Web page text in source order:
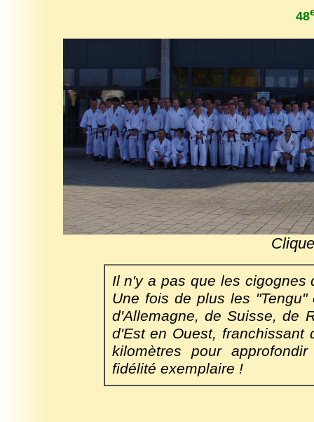
48
Il n'y a pas que les cigognes
Une fois de plus les
d'Allemagne, de Suisse, de
d'Est en Ouest, franchissant
kilomètres pour
fidélité exemplaire !